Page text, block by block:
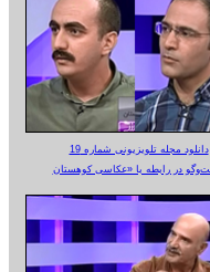
دانلود مجله تلویزیونی شماره 19